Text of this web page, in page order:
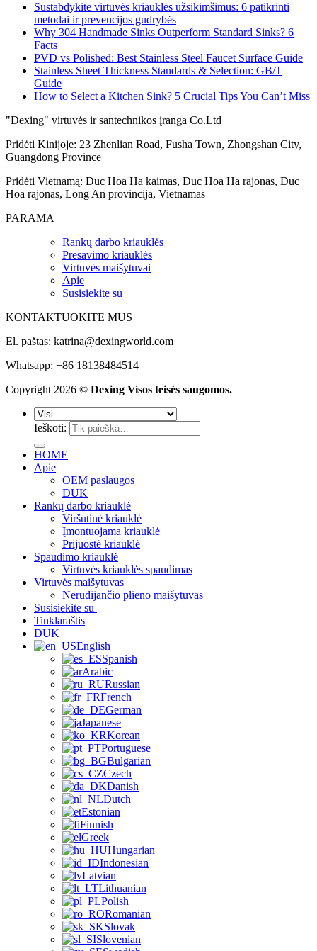
Sustabdykite virtuvės kriauklės užsikimšimus: 6 patikrinti
metodai ir prevencijos gudrybės
Why 304 Handmade Sinks Outperform Standard Sinks? 6
Facts
PVD vs Polished: Best Stainless Steel Faucet Surface Guide
Stainless Sheet Thickness Standards & Selection: GB/T
Guide
How to Select a Kitchen Sink? 5 Crucial Tips You Can’t Miss
"Dexing" virtuvės ir santechnikos įranga Co.Ltd
Pridėti Kinijoje: 23 Zhenlian Road, Fusha Town, Zhongshan City,
Guangdong Province
Pridėti Vietnamą: Duc Hoa Ha kaimas, Duc Hoa Ha rajonas, Duc
Hoa rajonas, Long An provincija, Vietnamas
PARAMA
Rankų darbo kriauklės
Presavimo kriauklės
Virtuvės maišytuvai
Apie
Susisiekite su
KONTAKTUOKITE MUS
El. paštas: katrina@dexingworld.com
Whatsapp: +86 18138484514
Copyright 2026 © Dexing Visos teisės saugomos.
Ieškoti:
HOME
Apie
OEM paslaugos
DUK
Rankų darbo kriauklė
Viršutinė kriauklė
Įmontuojama kriauklė
Prijuostė kriauklė
Spaudimo kriauklė
Virtuvės kriauklės spaudimas
Virtuvės maišytuvas
Nerūdijančio plieno maišytuvas
Susisiekite su
Tinklaraštis
DUK
English
Spanish
Arabic
Russian
French
German
Japanese
Korean
Portuguese
Bulgarian
Czech
Danish
Dutch
Estonian
Finnish
Greek
Hungarian
Indonesian
Latvian
Lithuanian
Polish
Romanian
Slovak
Slovenian